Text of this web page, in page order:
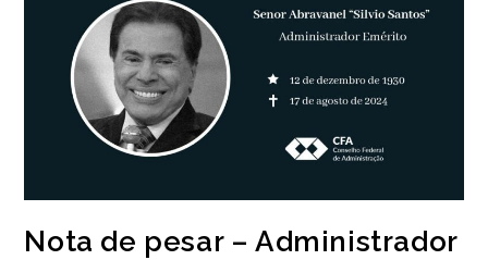
Nota de pesar – Administrador